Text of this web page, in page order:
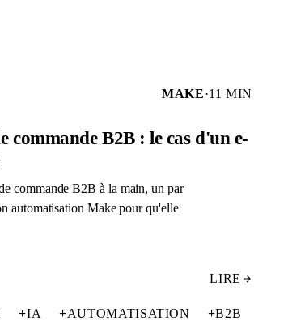
MAKE·11 MIN
commande B2B : le cas d'un e-
commande B2B à la main, un par
automatisation Make pour qu'elle
LIRE
+IA +AUTOMATISATION +B2B